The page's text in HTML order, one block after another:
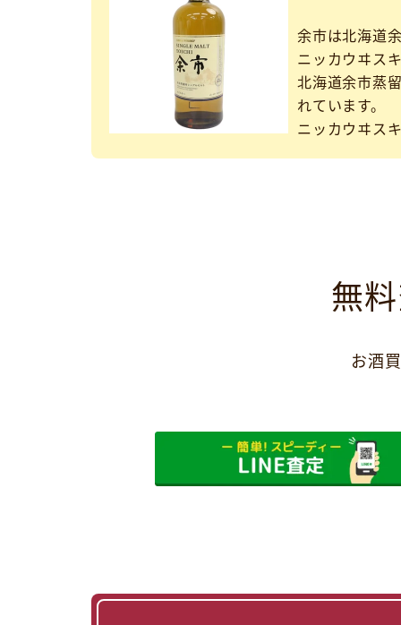
余市は北海道
ニッカウヰス
北海道余市蒸
れています。
ニッカウヰス
無
お酒